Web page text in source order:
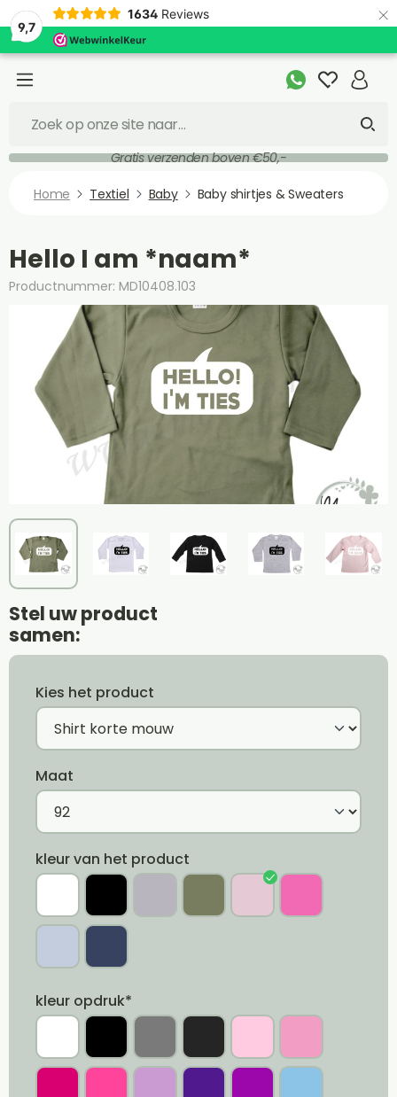
9,7
1634 Reviews ×
Gratis verzenden boven €50,-
Home Textiel Baby Baby shirtjes & Sweaters
Hello I am *naam*
Productnummer: MD10408.103
Stel uw product
samen:
Kies het product
Maat
kleur van het product
kleur opdruk*